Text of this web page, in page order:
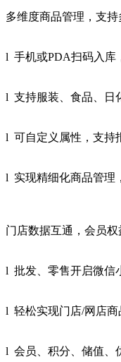
多维度商品管理，支
l 手机或PDA扫码入库
l 支持服装、食品、日
l 可自定义属性，支持
l 实现精细化商品管理
门店数据互通，会员
l 批发、零售开启微信
l 轻松实现门店/网店商
l 会员、积分、储值、